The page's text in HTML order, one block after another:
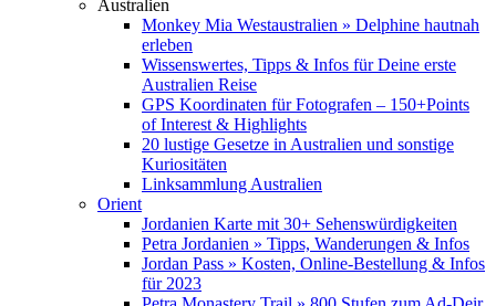
Australien
Monkey Mia Westaustralien » Delphine hautnah
erleben
Wissenswertes, Tipps & Infos für Deine erste
Australien Reise
GPS Koordinaten für Fotografen – 150+Points
of Interest & Highlights
20 lustige Gesetze in Australien und sonstige
Kuriositäten
Linksammlung Australien
Orient
Jordanien Karte mit 30+ Sehenswürdigkeiten
Petra Jordanien » Tipps, Wanderungen & Infos
Jordan Pass » Kosten, Online-Bestellung & Infos
für 2023